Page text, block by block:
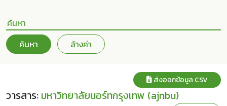
ค้นหา ล้างค่า
ส่งออกข้อมูล CSV
วารสาร: มหาวิทยาลัยนอร์ทกรุงเทพ (ajnbu)